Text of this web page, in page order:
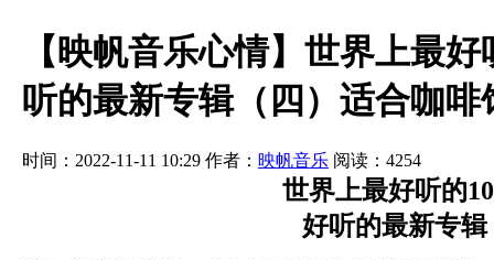
【映帆音乐心情】世界上最
听的最新专辑（四）适合咖啡
时间：2022-11-11 10:29 作者： 映帆音乐 阅读： 4254
世界上最好听的
好听的最新专